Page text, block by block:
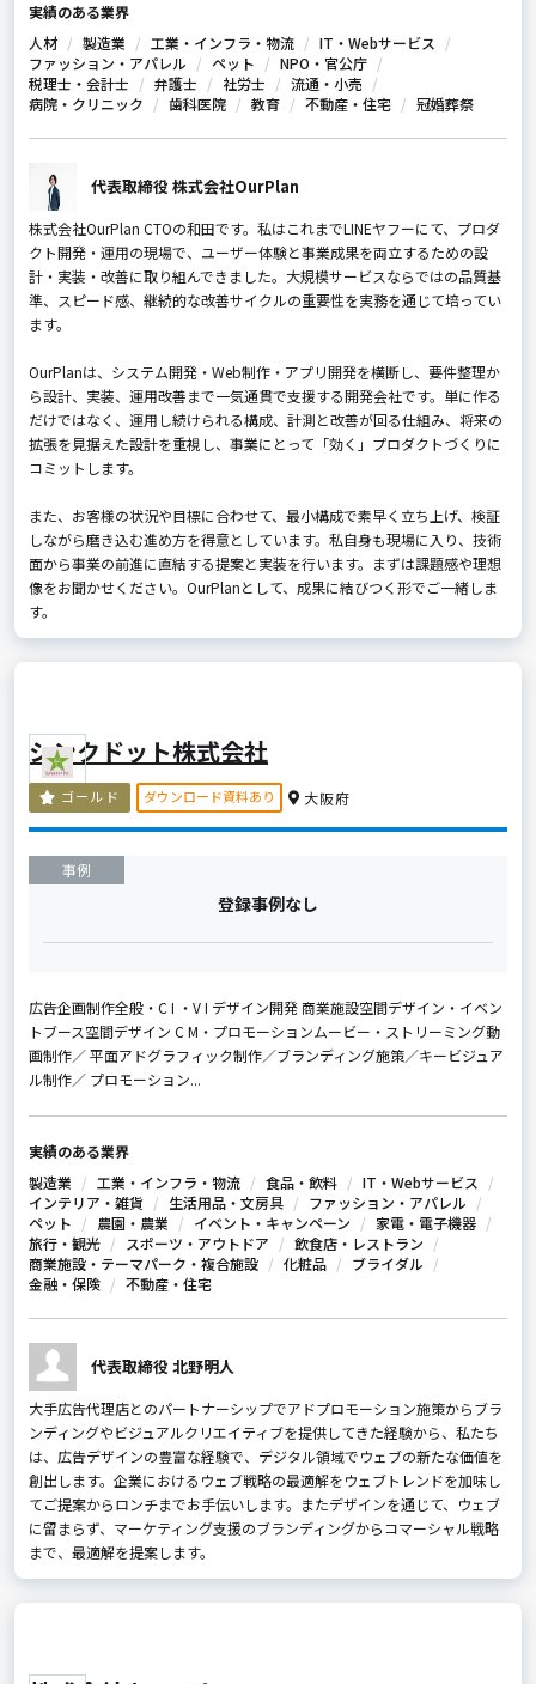
実績のある業界
人材
製造業 工業・インフラ・物流
IT・Webサービス
ファッション・アパレル
ペット
NPO・官公庁
税理士・会計士
弁護士 社労士
流通・小売
病院・クリニック
歯科医院 教育 不動産・住宅 冠婚葬祭
代表取締役 株式会社OurPlan
株式会社OurPlan CTOの和田です。私はこれまでLINEヤフーにて、プロダ
クト開発・運用の現場で、ユーザー体験と事業成果を両立するための設
計・実装・改善に取り組んできました。大規模サービスならではの品質基
準、スピード感、継続的な改善サイクルの重要性を実務を通じて培ってい
ます。
OurPlanは、システム開発・Web制作・アプリ開発を横断し、要件整理か
ら設計、実装、運用改善まで一気通貫で支援する開発会社です。単に作る
だけではなく、運用し続けられる構成、計測と改善が回る仕組み、将来の
拡張を見据えた設計を重視し、事業にとって「効く」プロダクトづくりに
コミットします。
また、お客様の状況や目標に合わせて、最小構成で素早く立ち上げ、検証
しながら磨き込む進め方を得意としています。私自身も現場に入り、技術
面から事業の前進に直結する提案と実装を行います。まずは課題感や理想
像をお聞かせください。OurPlanとして、成果に結びつく形でご一緒しま
す。
シンクドット株式会社
ゴールド ダウンロード資料あり 大阪府
事例
登録事例なし
広告企画制作全般・C I ・V I デザイン開発 商業施設空間デザイン・イベン
トブース空間デザイン C M・プロモーションムービー・ストリーミング動
画制作／ 平面アドグラフィック制作／ブランディング施策／キービジュア
ル制作／ プロモーション...
実績のある業界
製造業
工業・インフラ・物流 食品・飲料
IT・Webサービス
インテリア・雑貨
生活用品・文房具
ファッション・アパレル
ペット
農園・農業 イベント・キャンペーン
家電・電子機器
旅行・観光
スポーツ・アウトドア
飲食店・レストラン
商業施設・テーマパーク・複合施設
化粧品
ブライダル
金融・保険
不動産・住宅
代表取締役 北野明人
大手広告代理店とのパートナーシップでアドプロモーション施策からブラ
ンディングやビジュアルクリエイティブを提供してきた経験から、私たち
は、広告デザインの豊富な経験で、デジタル領域でウェブの新たな価値を
創出します。企業におけるウェブ戦略の最適解をウェブトレンドを加味し
てご提案からロンチまでお手伝いします。またデザインを通じて、ウェブ
に留まらず、マーケティング支援のブランディングからコマーシャル戦略
まで、最適解を提案します。